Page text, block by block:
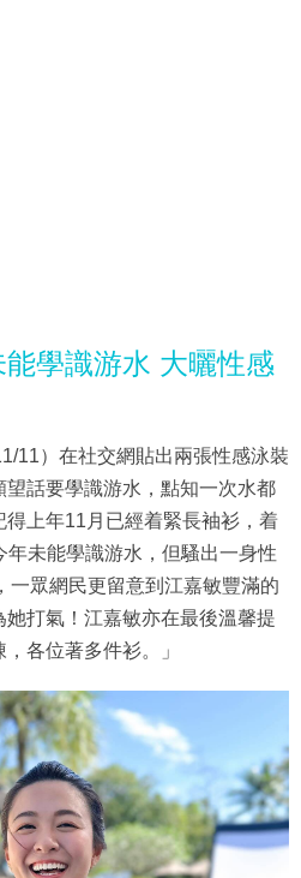
學識游水 大曬性感
11）在社交網貼出兩張性感泳裝
話要學識游水，點知一次水都
上年11月已經着緊長袖衫，着
未能學識游水，但騷出一身性
一眾網民更留意到江嘉敏豐滿的
打氣！江嘉敏亦在最後溫馨提
各位著多件衫。」